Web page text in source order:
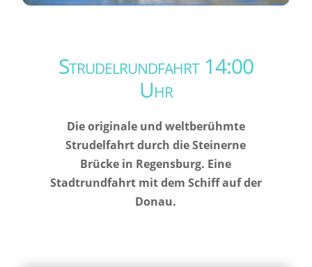
Strudelrundfahrt 14:00
Uhr
Die originale und weltberühmte
Strudelfahrt durch die Steinerne
Brücke in Regensburg. Eine
Stadtrundfahrt mit dem Schiff auf der
Donau.